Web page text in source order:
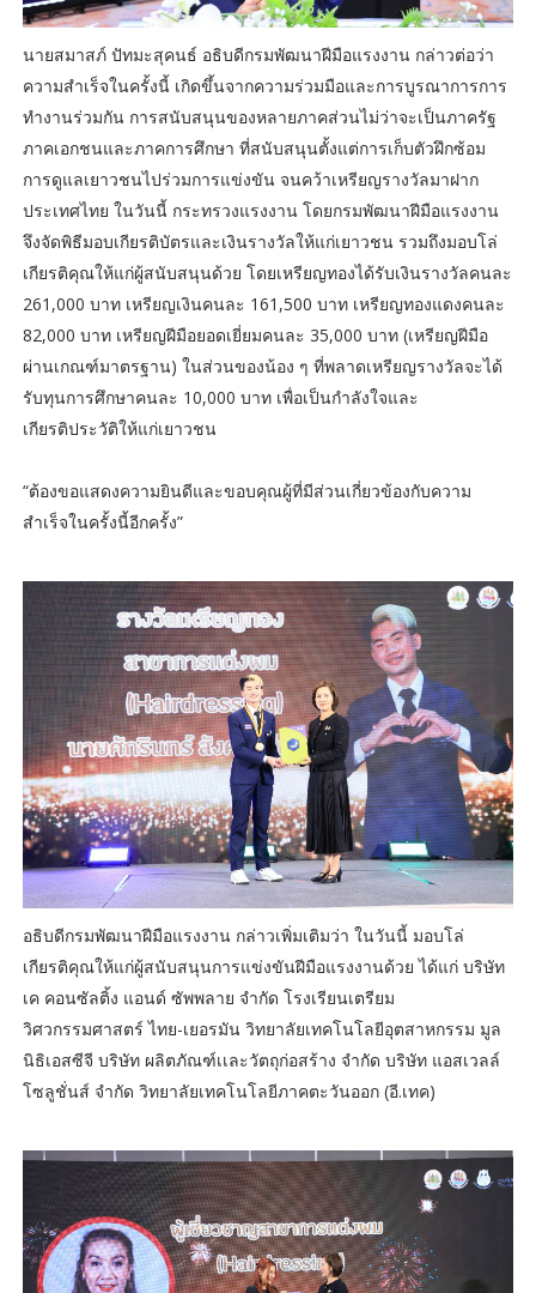
นายสมาสภ์ ปัทมะสุคนธ์ อธิบดีกรมพัฒนาฝีมือแรงงาน กล่าวต่อว่า
ความสำเร็จในครั้งนี้ เกิดขึ้นจากความร่วมมือและการบูรณาการการ
ทำงานร่วมกัน การสนับสนุนของหลายภาคส่วนไม่ว่าจะเป็นภาครัฐ
ภาคเอกชนและภาคการศึกษา ที่สนับสนุนตั้งแต่การเก็บตัวฝึกซ้อม
การดูแลเยาวชนไปร่วมการแข่งขัน จนคว้าเหรียญรางวัลมาฝาก
ประเทศไทย ในวันนี้ กระทรวงแรงงาน โดยกรมพัฒนาฝีมือแรงงาน
จึงจัดพิธีมอบเกียรติบัตรและเงินรางวัลให้แก่เยาวชน รวมถึงมอบโล่
เกียรติคุณให้แก่ผู้สนับสนุนด้วย โดยเหรียญทองได้รับเงินรางวัลคนละ
261,000 บาท เหรียญเงินคนละ 161,500 บาท เหรียญทองแดงคนละ
82,000 บาท เหรียญฝีมือยอดเยี่ยมคนละ 35,000 บาท (เหรียญฝีมือ
ผ่านเกณฑ์มาตรฐาน) ในส่วนของน้อง ๆ ที่พลาดเหรียญรางวัลจะได้
รับทุนการศึกษาคนละ 10,000 บาท เพื่อเป็นกำลังใจและ
เกียรติประวัติให้แก่เยาวชน
“ต้องขอแสดงความยินดีและขอบคุณผู้ที่มีส่วนเกี่ยวข้องกับความ
สำเร็จในครั้งนี้อีกครั้ง”
อธิบดีกรมพัฒนาฝีมือแรงงาน กล่าวเพิ่มเติมว่า ในวันนี้ มอบโล่
เกียรติคุณให้แก่ผู้สนับสนุนการแข่งขันฝีมือแรงงานด้วย ได้แก่ บริษัท
เค คอนซัลติ้ง แอนด์ ซัพพลาย จำกัด โรงเรียนเตรียม
วิศวกรรมศาสตร์ ไทย-เยอรมัน วิทยาลัยเทคโนโลยีอุตสาหกรรม มูล
นิธิเอสซีจี บริษัท ผลิตภัณฑ์เเละวัตถุก่อสร้าง จำกัด บริษัท แอสเวลล์
โซลูชั่นส์ จำกัด วิทยาลัยเทคโนโลยีภาคตะวันออก (อี.เทค)